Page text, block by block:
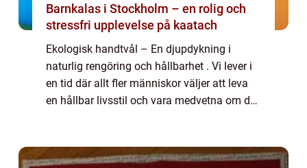
Barnkalas i Stockholm – en rolig och
stressfri upplevelse på kaatach
Ekologisk handtvål – En djupdykning i
naturlig rengöring och hållbarhet . Vi lever i
en tid där allt fler människor väljer att leva
en hållbar livsstil och vara medvetna om de